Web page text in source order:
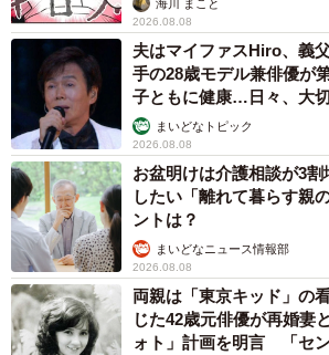
海川 まこと
2026.08.08
夫はマイファスHiro、義
手の28歳モデル兼俳優が
子ともに健康…日々、大切
まいどなトピック
2026.08.08
お盆明けは介護相談が3
したい「離れて暮らす親
ントは？
まいどなニュース情報部
2026.08.08
両親は「東京キッド」の
じた42歳元俳優が再婚妻
ォト」計画を明言 「セ